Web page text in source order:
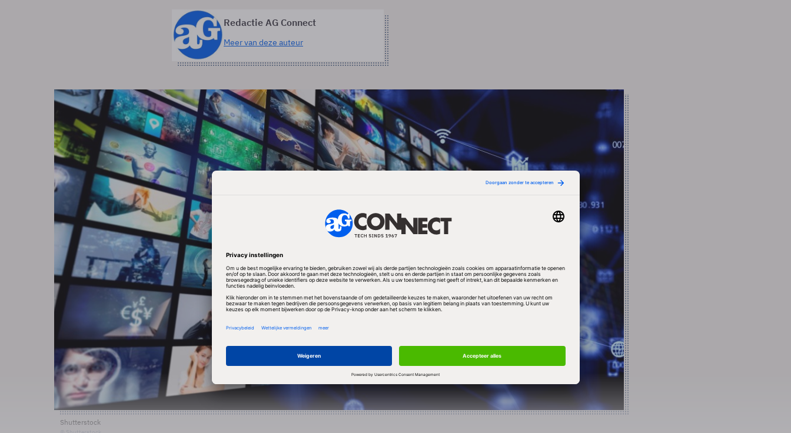
Redactie AG Connect
Meer van deze auteur
Shutterstock